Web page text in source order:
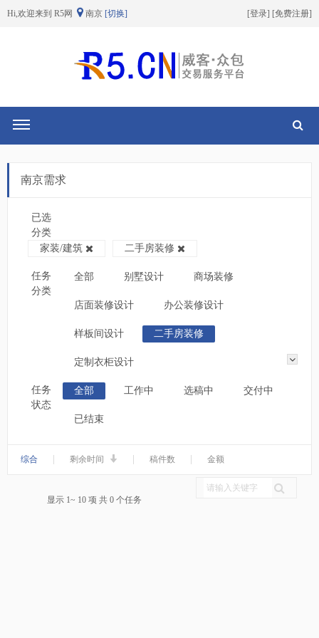
Hi,欢迎来到 R5网 南京 [切换] [登录] [免费注册]
切换导航
南京需求
已选
分类
家装/建筑
二手房装修
任务
分类
全部 别墅设计 商场装修
店面装修设计 办公装修设计
样板间设计 二手房装修
定制衣柜设计
任务
状态
全部 工作中 选稿中 交付中
已结束
综合 剩余时间 稿件数 金额
显示 1~ 10 项 共 0 个任务